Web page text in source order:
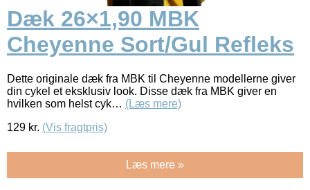
Dæk 26×1,90 MBK
Cheyenne Sort/Gul Refleks
Dette originale dæk fra MBK til Cheyenne modellerne giver
din cykel et eksklusiv look. Disse dæk fra MBK giver en
hvilken som helst cyk… (Læs mere)
129 kr. (Vis fragtpris)
Læs mere »